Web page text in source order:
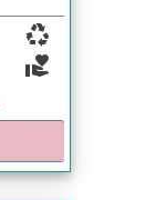
recycling
volunteer_activism